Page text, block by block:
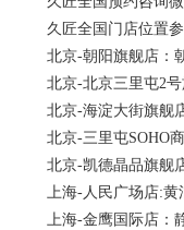
久匠全国门店位置参
北京-朝阳旗舰店：朝
北京-北京三里屯2号
北京-海淀大街旗舰店
北京-三里屯SOHO商
北京-凯德晶品旗舰店
上海-人民广场店:黄浦
上海-金鹰国际店：静